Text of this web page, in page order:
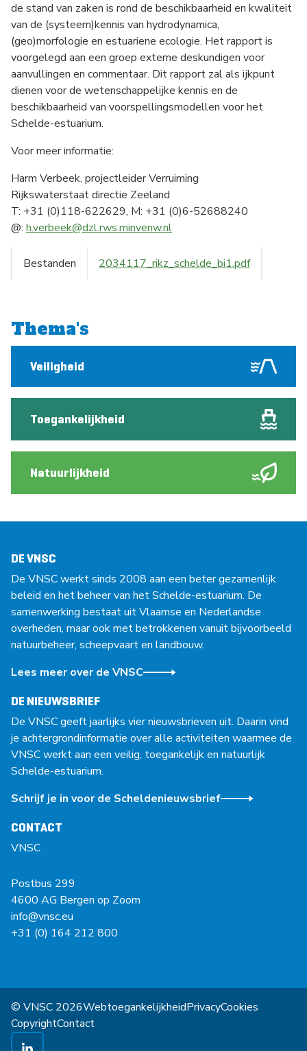
de stand van zaken is rond de beschikbaarheid en kwaliteit
van de (systeem)kennis van hydrodynamica,
(geo)morfologie en estuariene ecologie. Het rapport is
voorgelegd aan een groep externe deskundigen voor
aanvullingen en commentaar. Dit rapport zal als ijkpunt
dienen voor de wetenschappelijke kennis en de
beschikbaarheid van voorspellingsmodellen voor het
Schelde-estuarium.
Voor meer informatie:
Harm Verbeek, projectleider Verruiming
Rijkswaterstaat directie Zeeland
T: +31 (0)118-622629, M: +31 (0)6-52688240
@: h.verbeek@dzl.rws.minvenw.nl
Bestanden 2034117_rikz_schelde_bi1.pdf
Thema's
Veiligheid
Toegankelijkheid
Natuurlijkheid
DE VNSC
De VNSC werkt sinds 2008 aan een beter gezamenlijk
beleid en het beheer van het Schelde-estuarium. De
samenwerking bestaat uit Vlaamse en Nederlandse
overheden, maar ook met betrokkenen vanuit bijvoorbeeld
natuurbeheer, scheepvaart en landbouw.
Lees meer over de VNSC
DE NIEUWSBRIEF
De VNSC geeft jaarlijks vier nieuwsbrieven uit. Daarin vind
je achtergrondinformatie over alle activiteiten waarmee de
VNSC werkt aan een veilig, toegankelijk en natuurlijk
Schelde-estuarium.
Schrijf je in voor de Scheldenieuwsbrief
CONTACT
VNSC
Postbus 299
4600 AG Bergen op Zoom
info@vnsc.eu
+31 (0) 164 212 800
© VNSC 2026WebtoegankelijkheidPrivacyCookies
CopyrightContact